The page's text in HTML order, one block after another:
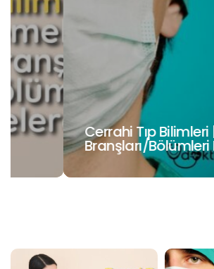
Cerrahi Tıp Bilimleri | Cerrahi
Branşları/Bölümleri